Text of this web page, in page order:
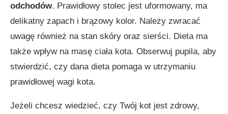
odchodów. Prawidłowy stolec jest uformowany, ma
delikatny zapach i brązowy kolor. Należy zwracać
uwagę również na stan skóry oraz sierści. Dieta ma
także wpływ na masę ciała kota. Obserwuj pupila, aby
stwierdzić, czy dana dieta pomaga w utrzymaniu
prawidłowej wagi kota.
Jeżeli chcesz wiedzieć, czy Twój kot jest zdrowy,